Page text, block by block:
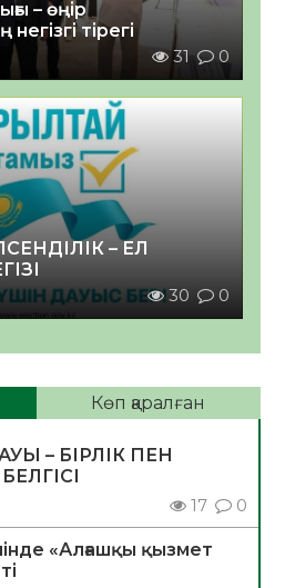
– өңір
тірегі
31 0
– ЕЛ
30 0
Көп қаралған
– БІРЛІК ПЕН
17 0
«Алғашқы қызмет